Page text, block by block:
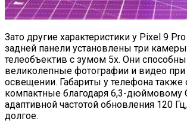
Зато другие характеристики у Pixel 9
задней панели установлены три
телеобъектив с зумом 5x. Они
великолепные фотографии и видео
освещении. Габариты у телефона также
компактные благодаря 6,3-дюймовому
адаптивной частотой обновления 120
долгое.